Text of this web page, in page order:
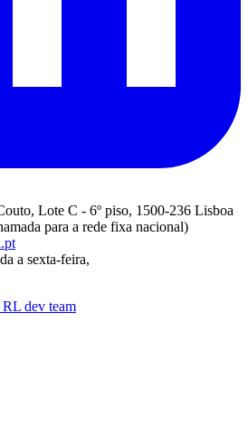
Lote C - 6º piso, 1500-236 Lisboa
para a rede fixa nacional)
a sexta-feira,
dev team